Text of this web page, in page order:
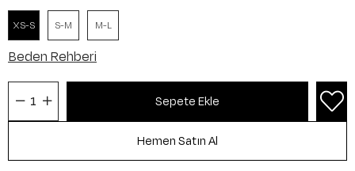
XS-S S-M M-L
Beden Rehberi